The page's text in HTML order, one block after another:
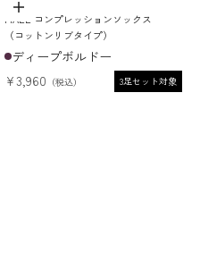
オプションを選択
MAEÉ コンプレッションソックス
（コットンリブタイプ）
ディープボルドー
セール価格
¥3,960 3足セット対象